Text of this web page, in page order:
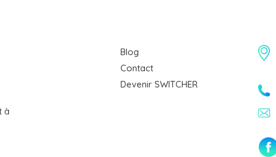
à
Blog
Contact
Devenir SWITCHER